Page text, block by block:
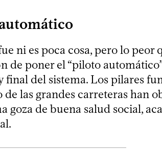
ni es poca cosa, pero lo peor
de poner el “piloto
final del sistema. Los pilares
de las grandes carreteras han
goza de buena salud social,